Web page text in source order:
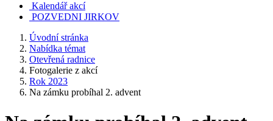
Kalendář akcí
POZVEDNI JIRKOV
Úvodní stránka
Nabídka témat
Otevřená radnice
Fotogalerie z akcí
Rok 2023
Na zámku probíhal 2. advent